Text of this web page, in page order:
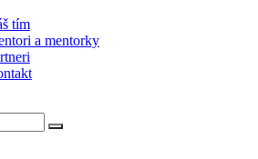
tím
a mentorky